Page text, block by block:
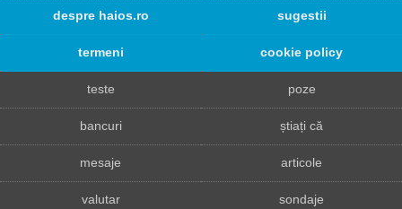
despre haios.ro sugestii
termeni cookie policy
teste poze
bancuri știați că
mesaje articole
valutar sondaje